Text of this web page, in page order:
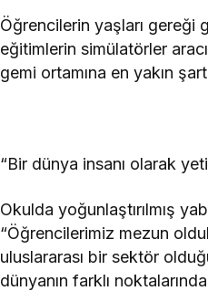
Öğrencilerin yaşları gereği
eğitimlerin simülatörler
gemi ortamına en yakın
“Bir dünya insanı olarak
Okulda yoğunlaştırılmış
“Öğrencilerimiz mezun
uluslararası bir sektör
dünyanın farklı